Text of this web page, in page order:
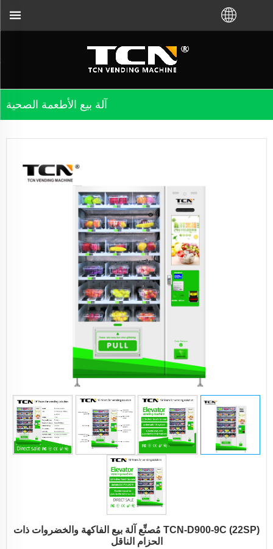
آلة بيع الأطعمة الصحية
TCN-D900-9C (22SP) مُصنِّع آلة بيع الفاكهة والخضروات ذات
الحزام الناقل